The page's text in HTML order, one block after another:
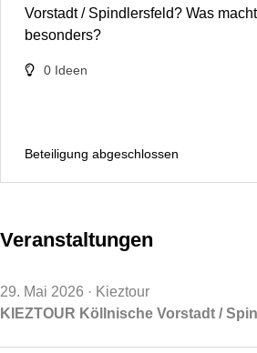
Vorstadt / Spindlersfeld? Was
besonders?
0 Ideen
Beteiligung abgeschlossen
Veranstaltungen
29. Mai 2026 · Kieztour
KIEZTOUR Köllnische Vorstadt /